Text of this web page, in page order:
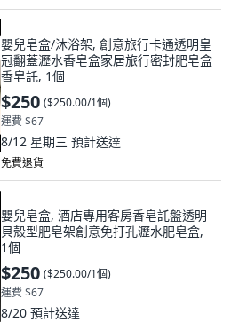
嬰兒皂盒/沐浴架, 創意旅行卡通透明皇
冠翻蓋瀝水香皂盒家居旅行密封肥皂盒
香皂託, 1個
$250 ($250.00/1個)
運費 $67
8/12 星期三 預計送達
免費退貨
嬰兒皂盒, 酒店專用客房香皂託盤透明
貝殼型肥皂架創意免打孔瀝水肥皂盒,
1個
$250 ($250.00/1個)
運費 $67
8/20 預計送達